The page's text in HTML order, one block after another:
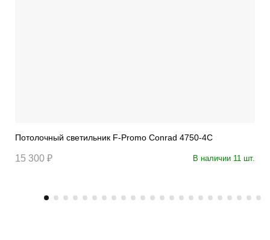
Потолочный светильник F-Promo Conrad 4750-4C
15 300 ₽ В наличии 11 шт.